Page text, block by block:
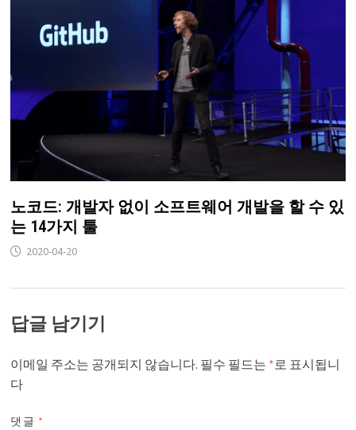
노코드: 개발자 없이 소프트웨어 개발을 할 수 있
는 14가지 툴
2020-04-20
답글 남기기
이메일 주소는 공개되지 않습니다. 필수 필드는 *로 표시됩니
다
댓글 *